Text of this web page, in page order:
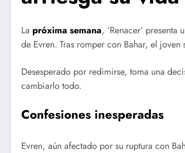
La próxima semana, ‘Renacer’
de Evren. Tras romper con Bahar, el
Desesperado por redimirse, toma una
cambiarlo todo.
Confesiones inesperadas
Evren, aún afectado por su ruptura con